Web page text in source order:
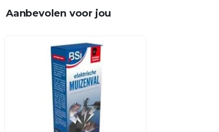
Aanbevolen voor jou